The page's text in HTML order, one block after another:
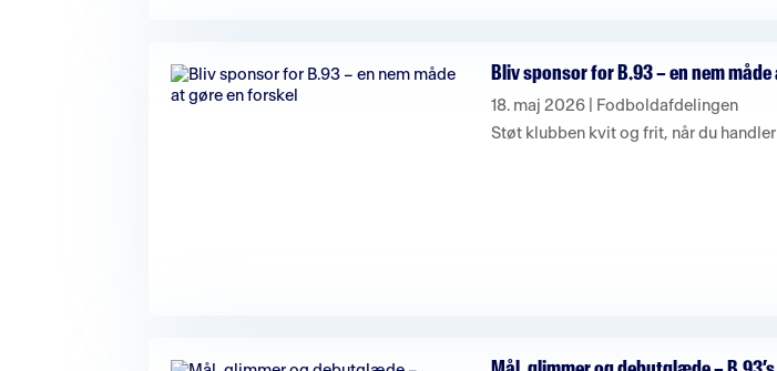
Bliv sponsor for B.93 – en nem
18. maj 2026
Fodboldafdelingen
Støt klubben kvit og frit, når du